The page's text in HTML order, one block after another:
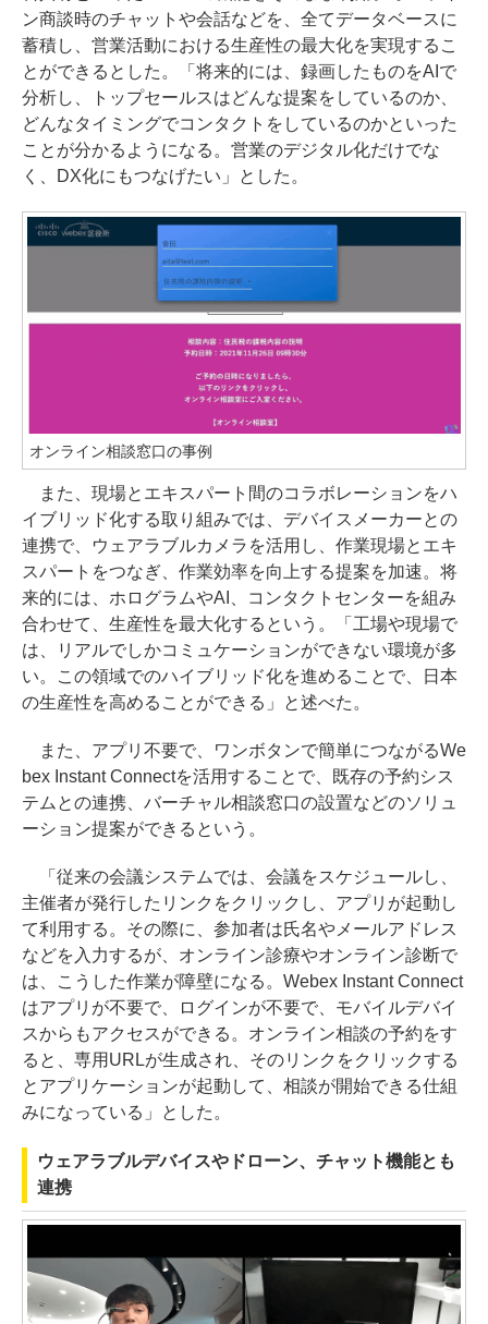
ン商談時のチャットや会話などを、全てデータベースに
蓄積し、営業活動における生産性の最大化を実現するこ
とができるとした。「将来的には、録画したものをAIで
分析し、トップセールスはどんな提案をしているのか、
どんなタイミングでコンタクトをしているのかといった
ことが分かるようになる。営業のデジタル化だけでな
く、DX化にもつなげたい」とした。
オンライン相談窓口の事例
また、現場とエキスパート間のコラボレーションをハ
イブリッド化する取り組みでは、デバイスメーカーとの
連携で、ウェアラブルカメラを活用し、作業現場とエキ
スパートをつなぎ、作業効率を向上する提案を加速。将
来的には、ホログラムやAI、コンタクトセンターを組み
合わせて、生産性を最大化するという。「工場や現場で
は、リアルでしかコミュケーションができない環境が多
い。この領域でのハイブリッド化を進めることで、日本
の生産性を高めることができる」と述べた。
また、アプリ不要で、ワンボタンで簡単につながるWe
bex Instant Connectを活用することで、既存の予約シス
テムとの連携、バーチャル相談窓口の設置などのソリュ
ーション提案ができるという。
「従来の会議システムでは、会議をスケジュールし、
主催者が発行したリンクをクリックし、アプリが起動し
て利用する。その際に、参加者は氏名やメールアドレス
などを入力するが、オンライン診療やオンライン診断で
は、こうした作業が障壁になる。Webex Instant Connect
はアプリが不要で、ログインが不要で、モバイルデバイ
スからもアクセスができる。オンライン相談の予約をす
ると、専用URLが生成され、そのリンクをクリックする
とアプリケーションが起動して、相談が開始できる仕組
みになっている」とした。
ウェアラブルデバイスやドローン、チャット機能とも
連携